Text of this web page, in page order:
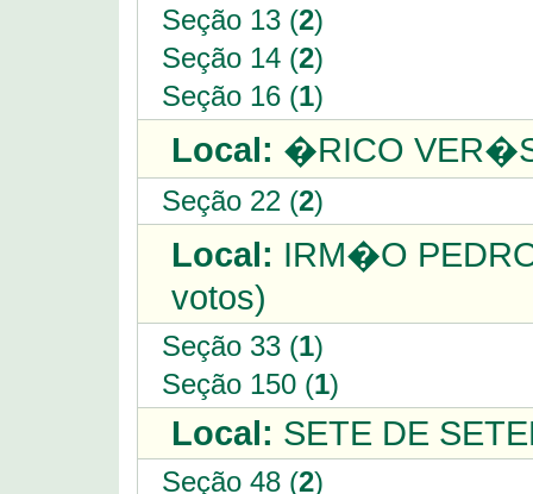
Seção 13 (2)
Seção 14 (2)
Seção 16 (1)
Local: �RICO
Seção 22 (2)
Local: IRM�O
votos)
Seção 33 (1)
Seção 150 (1)
Local: SETE DE
Seção 48 (2)